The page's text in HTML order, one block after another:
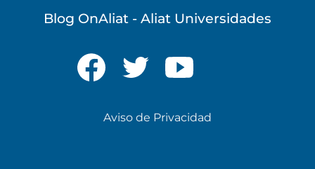
Blog OnAliat - Aliat Universidades
Aviso de Privacidad
Universidad Virtual
Te brindamos información